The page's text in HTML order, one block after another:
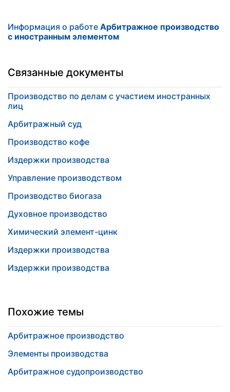
Информация о работе Арбитражное производство
с иностранным элементом
Связанные документы
Производство по делам с участием иностранных
лиц
Арбитражный суд
Производство кофе
Издержки производства
Управление производством
Производство биогаза
Духовное производство
Химический элемент-цинк
Издержки производства
Издержки производства
Похожие темы
Арбитражное производство
Элементы производства
Арбитражное судопроизводство